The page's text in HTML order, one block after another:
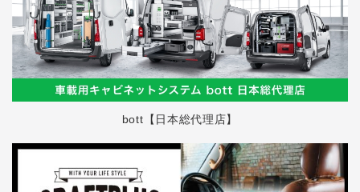
bott【日本総代理店】